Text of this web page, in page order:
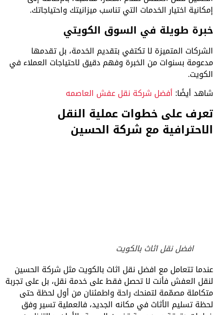
إمكانية اختيار الخدمات التي تناسب ميزانيتك واحتياجاتك.
خبرة طويلة في السوق الكويتي
الشركات المتميزة لا تكتفي بتقديم الخدمة، بل تقدمها
مدعومة بسنوات من الخبرة وفهم دقيق لاحتياجات العملاء في
الكويت.
شاهد أيضًا: أفضل شركة نقل عفش العاصمه
تعرف على خطوات عملية النقل
الاحترافية مع شركة الحسين
افضل نقل اثاث بالكويت
عندما تتعامل مع افضل نقل اثاث بالكويت مثل شركة الحسين
لنقل العفش فأنت لا تحصل فقط على خدمة نقل، بل على تجربة
متكاملة مصمّمة لتمنحك راحة واطمئنان من أول لحظة حتى
لحظة تسليم الأثاث في مكانه الجديد، فالعملية تسير وفق